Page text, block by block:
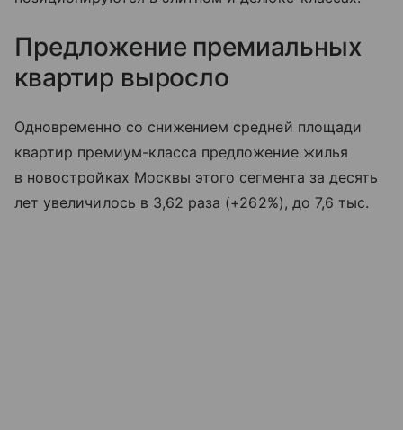
Предложение премиальных
квартир выросло
Одновременно со снижением средней площади
квартир премиум-класса предложение жилья
в новостройках Москвы этого сегмента за десять
лет увеличилось в 3,62 раза (+262%), до 7,6 тыс.